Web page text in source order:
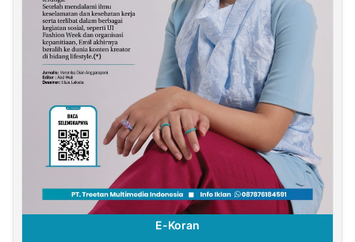
E-Koran